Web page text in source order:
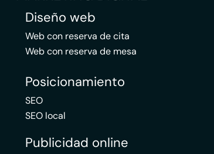
Diseño web
Web con reserva de cita
Web con reserva de mesa
Posicionamiento
SEO
SEO local
Publicidad online